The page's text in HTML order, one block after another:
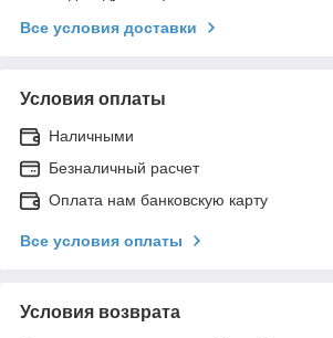
Все условия доставки
Условия оплаты
Наличными
Безналичный расчет
Оплата нам банковскую карту
Все условия оплаты
Условия возврата